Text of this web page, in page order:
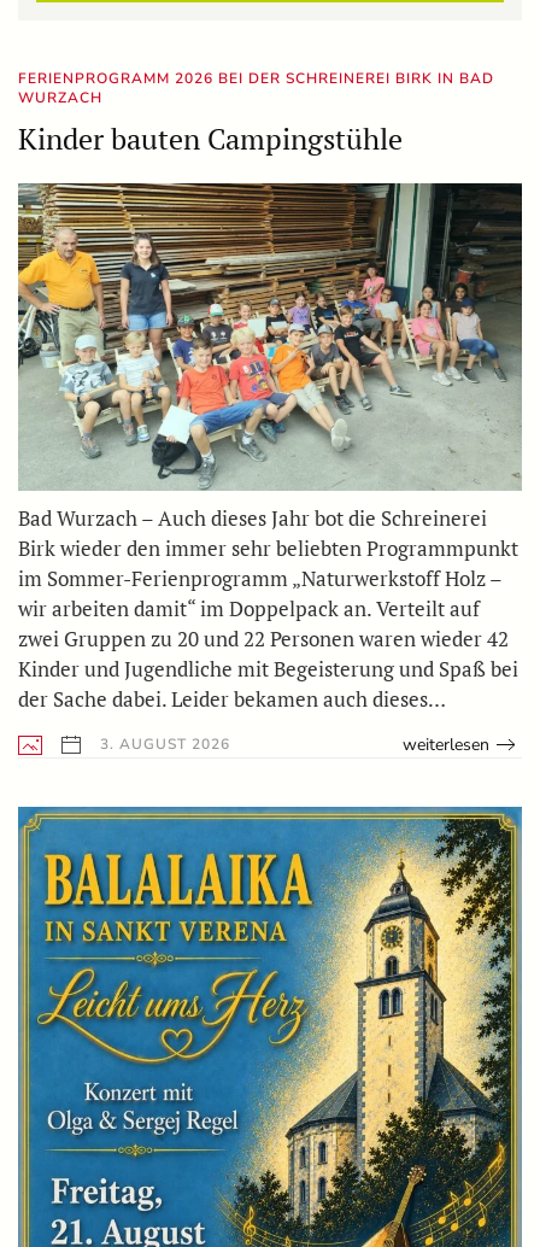
FERIENPROGRAMM 2026 BEI DER SCHREINEREI BIRK IN BAD
WURZACH
Kinder bauten Campingstühle
Bad Wurzach – Auch dieses Jahr bot die Schreinerei
Birk wieder den immer sehr beliebten Programmpunkt
im Sommer-Ferienprogramm „Naturwerkstoff Holz –
wir arbeiten damit“ im Doppelpack an. Verteilt auf
zwei Gruppen zu 20 und 22 Personen waren wieder 42
Kinder und Jugendliche mit Begeisterung und Spaß bei
der Sache dabei. Leider bekamen auch dieses…
3. AUGUST 2026 weiterlesen